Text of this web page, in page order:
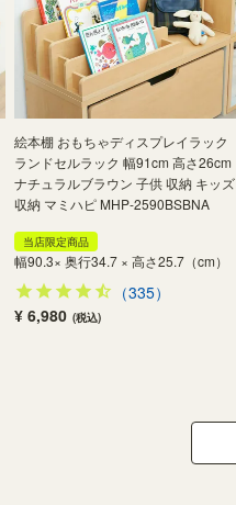
絵本棚 おもちゃディスプレイラック
ランドセルラック 幅91cm 高さ26cm
ナチュラルブラウン 子供 収納 キッズ
収納 マミハピ MHP-2590BSBNA
当店限定商品
幅90.3× 奥行34.7 × 高さ25.7（cm）
（335）
¥ 6,980 (税込)